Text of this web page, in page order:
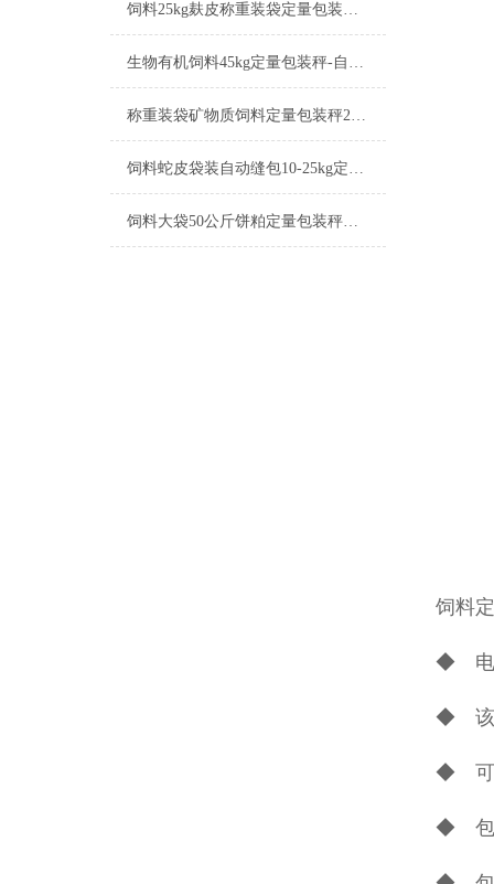
饲料25kg麸皮称重装袋定量包装秤操作简单
生物有机饲料45kg定量包装秤-自动缝包包装机厂家
称重装袋矿物质饲料定量包装秤25-50kg厂家
饲料蛇皮袋装自动缝包10-25kg定量包装秤操作简单
饲料大袋50公斤饼粕定量包装秤生产厂家
饲料
◆ 电
◆ 该
◆ 可
◆ 包